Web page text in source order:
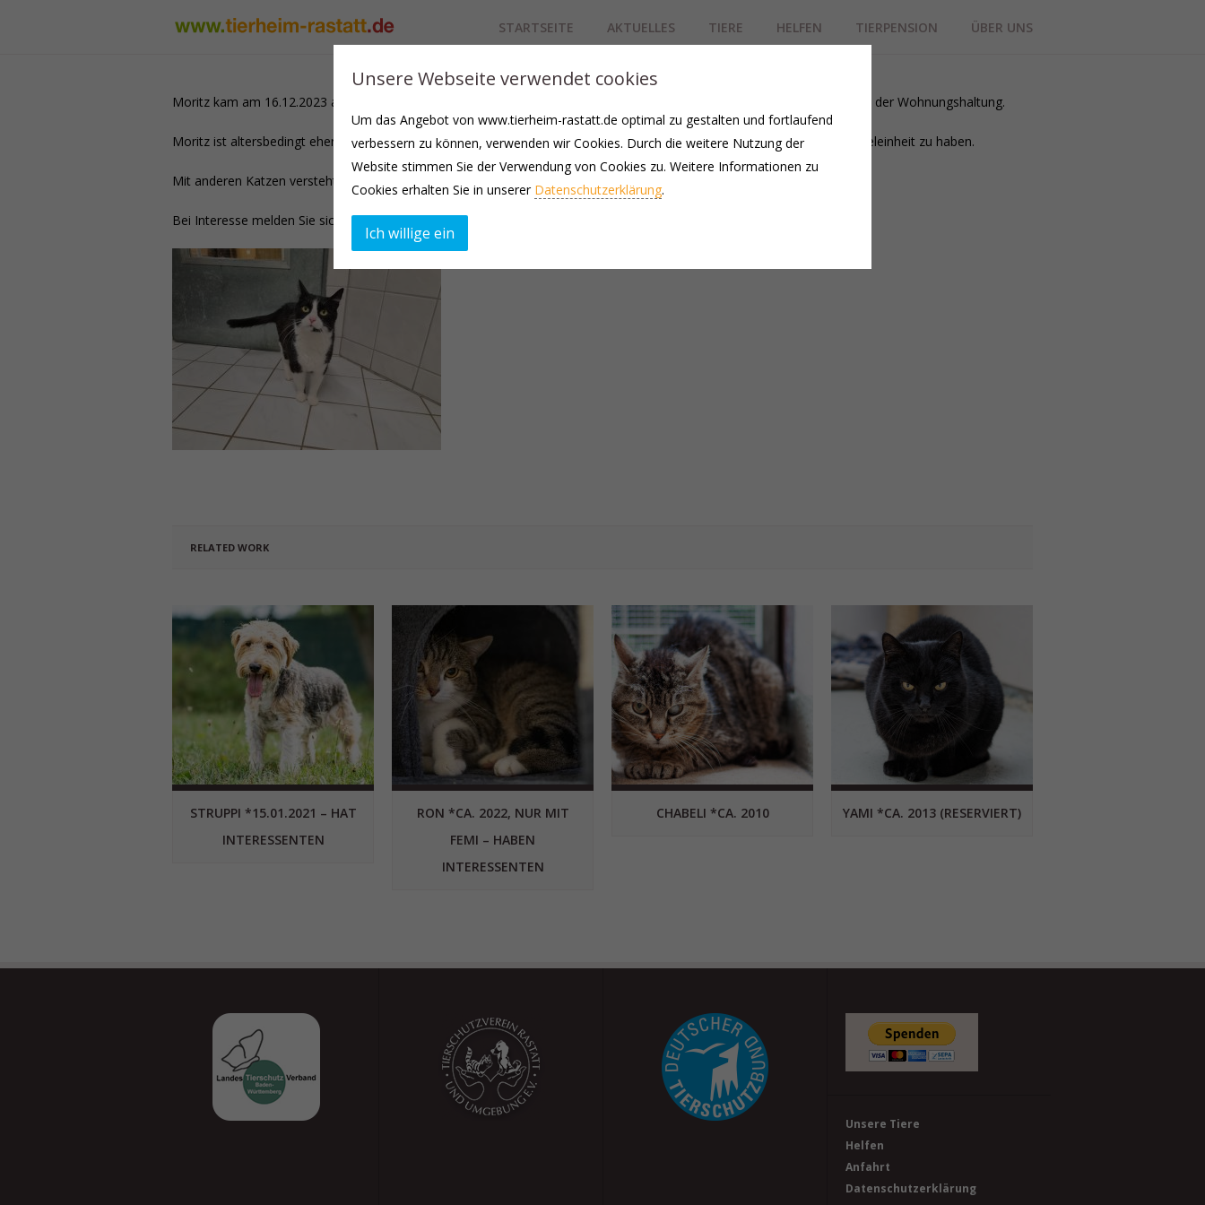
STARTSEITE AKTUELLES TIERE HELFEN TIERPENSION ÜBER UNS
Moritz kam am 16.12.2023 als Abgabekatze zu uns ins Tierheim. Nun ist er auf der Suche nach seinem neuen Zuhause in der Wohnungshaltung.
Moritz ist altersbedingt eher ruhig und entspannt. Er schwänzelt immer um die Beine drumherum und ist für jede Streicheleinheit zu haben.
Mit anderen Katzen versteht er sich, daher könnte er auch zu einer bereits vorhandenen Katze vermittelt werden.
Bei Interesse melden Sie sich sehr gerne telefonisch, um Moritz einmal persönlich kennenlernen zu können.
RELATED WORK
STRUPPI *15.01.2021 – HAT
INTERESSENTEN
RON *CA. 2022, NUR MIT
FEMI – HABEN
INTERESSENTEN
CHABELI *CA. 2010 YAMI *CA. 2013 (RESERVIERT)
Unsere Tiere
Helfen
Anfahrt
Datenschutzerklärung
Unsere Webseite verwendet cookies
Um das Angebot von www.tierheim-rastatt.de optimal zu gestalten und fortlaufend
verbessern zu können, verwenden wir Cookies. Durch die weitere Nutzung der
Website stimmen Sie der Verwendung von Cookies zu. Weitere Informationen zu
Cookies erhalten Sie in unserer Datenschutzerklärung.
Ich willige ein